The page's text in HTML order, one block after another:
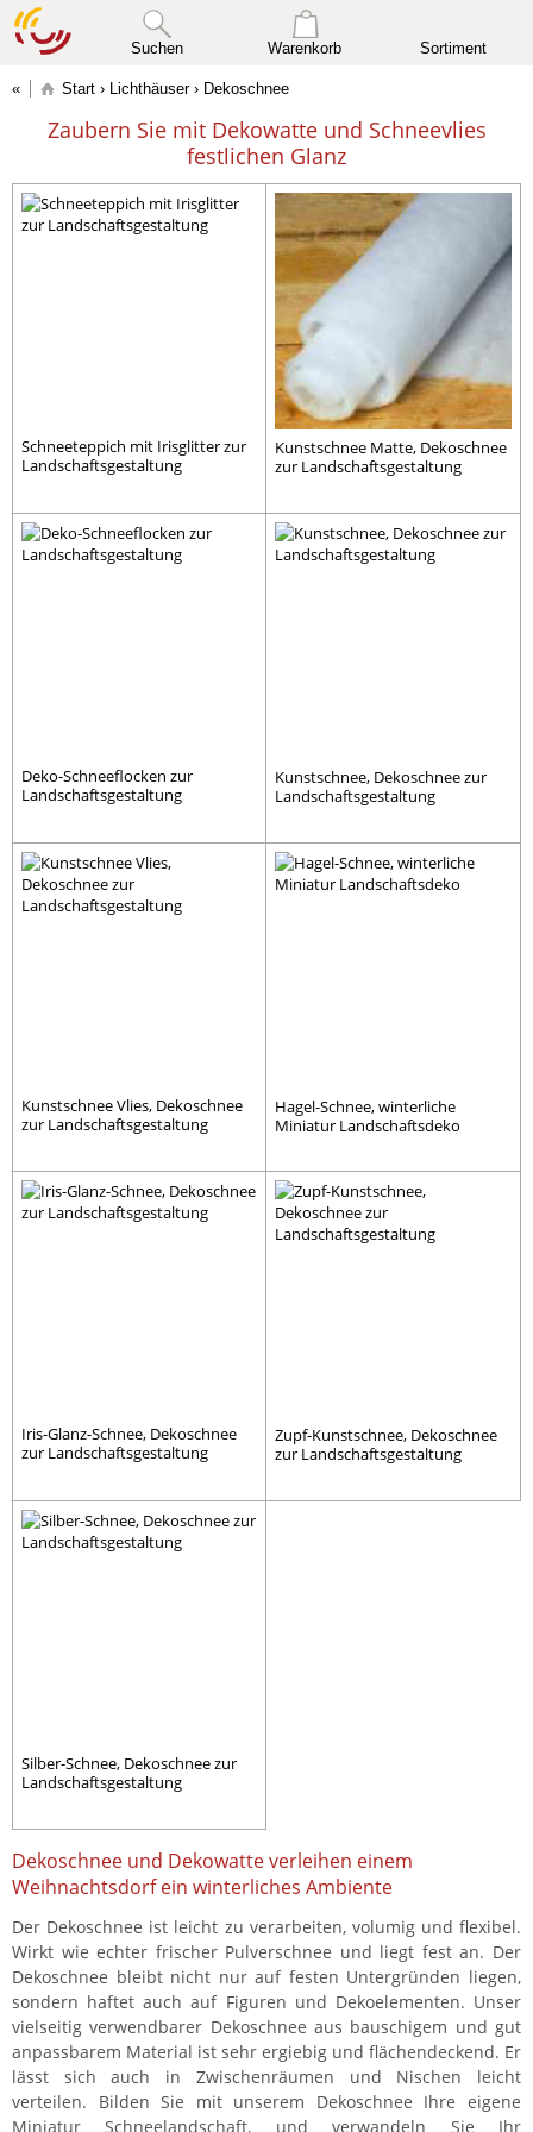
Suchen Warenkorb Sortiment
Start › Lichthäuser› Dekoschnee
Zaubern Sie mit Dekowatte und Schneevlies
festlichen Glanz
Schneeteppich mit Irisglitter zur
Landschaftsgestaltung
Kunstschnee Matte, Dekoschnee
zur Landschaftsgestaltung
Deko-Schneeflocken zur
Landschaftsgestaltung
Kunstschnee, Dekoschnee zur
Landschaftsgestaltung
Kunstschnee Vlies, Dekoschnee
zur Landschaftsgestaltung
Hagel-Schnee, winterliche
Miniatur Landschaftsdeko
Iris-Glanz-Schnee, Dekoschnee
zur Landschaftsgestaltung
Zupf-Kunstschnee, Dekoschnee
zur Landschaftsgestaltung
Silber-Schnee, Dekoschnee zur
Landschaftsgestaltung
Dekoschnee und Dekowatte verleihen einem
Weihnachtsdorf ein winterliches Ambiente
Der Dekoschnee ist leicht zu verarbeiten, volumig und flexibel.
Wirkt wie echter frischer Pulverschnee und liegt fest an. Der
Dekoschnee bleibt nicht nur auf festen Untergründen liegen,
sondern haftet auch auf Figuren und Dekoelementen. Unser
vielseitig verwendbarer Dekoschnee aus bauschigem und gut
anpassbarem Material ist sehr ergiebig und flächendeckend. Er
lässt sich auch in Zwischenräumen und Nischen leicht
verteilen. Bilden Sie mit unserem Dekoschnee Ihre eigene
Miniatur Schneelandschaft, und verwandeln Sie Ihr